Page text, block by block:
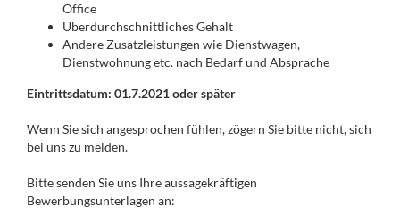
Office
Überdurchschnittliches Gehalt
Andere Zusatzleistungen wie Dienstwagen,
Dienstwohnung etc. nach Bedarf und Absprache
Eintrittsdatum: 01.7.2021 oder später
Wenn Sie sich angesprochen fühlen, zögern Sie bitte nicht, sich
bei uns zu melden.
Bitte senden Sie uns Ihre aussagekräftigen
Bewerbungsunterlagen an: